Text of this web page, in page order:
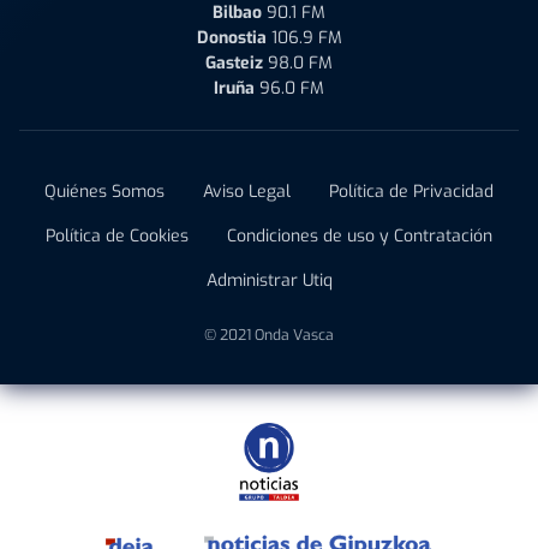
Bilbao 90.1 FM
Donostia 106.9 FM
Gasteiz 98.0 FM
Iruña 96.0 FM
Quiénes Somos Aviso Legal
Política de Privacidad
Política de Cookies
Condiciones de uso y Contratación
Administrar Utiq
© 2021 Onda Vasca